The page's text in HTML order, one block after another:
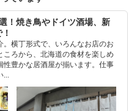
！焼き鳥やドイツ酒場、新
横丁形式で、いろんなお店のお
ろから、北海道の食材を楽しめ
性豊かな居酒屋が揃います。仕事